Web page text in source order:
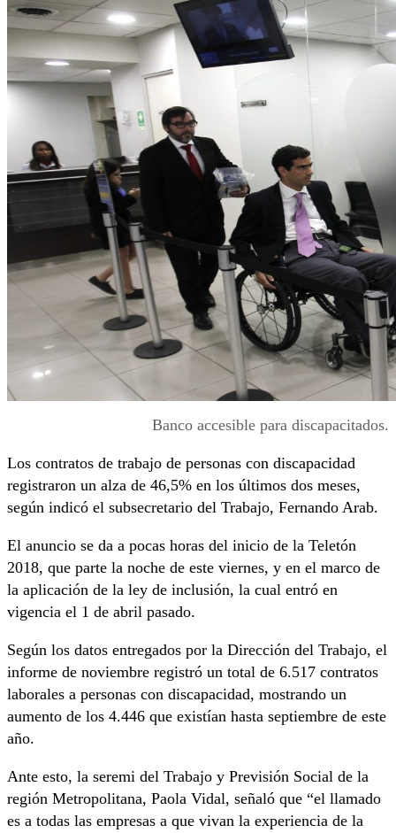
Banco accesible para discapacitados.
Los contratos de trabajo de personas con discapacidad
registraron un alza de 46,5% en los últimos dos meses,
según indicó el subsecretario del Trabajo, Fernando Arab.
El anuncio se da a pocas horas del inicio de la Teletón
2018, que parte la noche de este viernes, y en el marco de
la aplicación de la ley de inclusión, la cual entró en
vigencia el 1 de abril pasado.
Según los datos entregados por la Dirección del Trabajo, el
informe de noviembre registró un total de 6.517 contratos
laborales a personas con discapacidad, mostrando un
aumento de los 4.446 que existían hasta septiembre de este
año.
Ante esto, la seremi del Trabajo y Previsión Social de la
región Metropolitana, Paola Vidal, señaló que “el llamado
es a todas las empresas a que vivan la experiencia de la